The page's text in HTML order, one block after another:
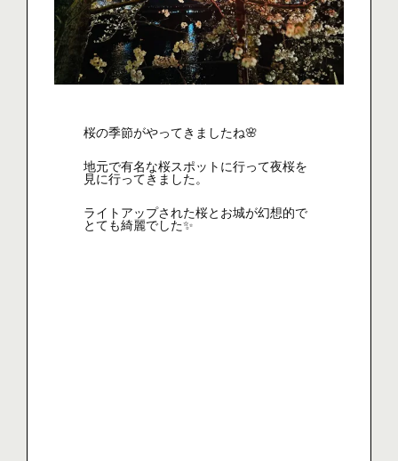
桜の季節がやってきましたね🌸
地元で有名な桜スポットに行って夜桜を
見に行ってきました。
ライトアップされた桜とお城が幻想的で
とても綺麗でした✨